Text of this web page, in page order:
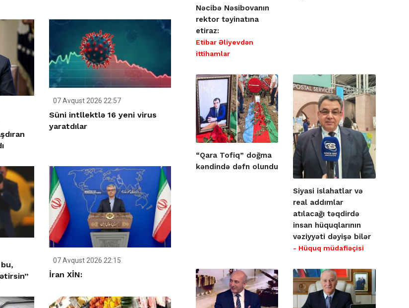
07 Avqust 2026 22:57
Süni intllektlə 16 yeni virus
yaratdılar
07 Avqust 2026 22:15
İran XİN:
Nəcibə Nəsibovanın
rektor təyinatına
etiraz:
Etibar Əliyevdən
ittihamlar
“Qara Tofiq” doğma
kəndində dəfn olundu
Siyasi islahatlar və
real addımlar
atılacağı təqdirdə
insan hüquqlarının
vəziyyəti dəyişə bilər
- Hüquq müdafiəçisi